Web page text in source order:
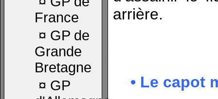
France
¤ GP de
Grande
Bretagne
¤ GP
arrière.
• Le capot